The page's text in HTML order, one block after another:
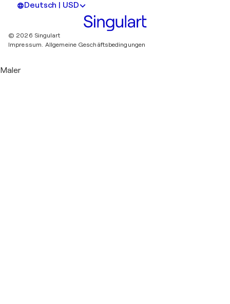
Deutsch | USD
© 2026 Singulart
Impressum. Allgemeine Geschäftsbedingungen
Maler